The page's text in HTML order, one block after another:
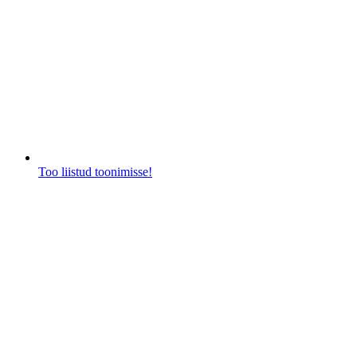
Too liistud toonimisse!